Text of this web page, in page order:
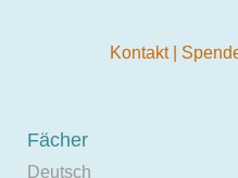
Kontakt
Fächer
Deutsch